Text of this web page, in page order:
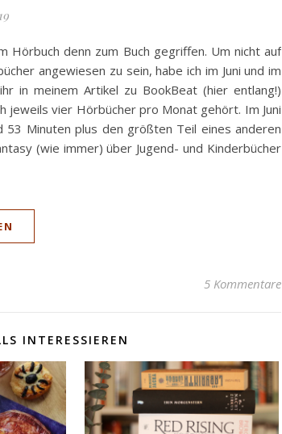
Hörbuch denn zum Buch gegriffen. Um nicht auf
angewiesen zu sein, habe ich im Juni und im
in meinem Artikel zu BookBeat (hier entlang!)
jeweils vier Hörbücher pro Monat gehört. Im Juni
53 Minuten plus den größten Teil eines anderen
(wie immer) über Jugend- und Kinderbücher
5 Kommentare
INTERESSIEREN